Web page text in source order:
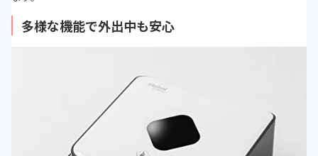
多様な機能で外出中も安心